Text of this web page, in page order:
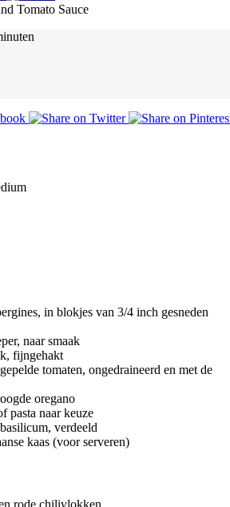
in blokjes van 3/4 inch gesneden
naar smaak
fijngehakt
tomaten, ongedraineerd en met de
oregano
pasta naar keuze
verdeeld
kaas (voor serveren)
rode chilivlokken